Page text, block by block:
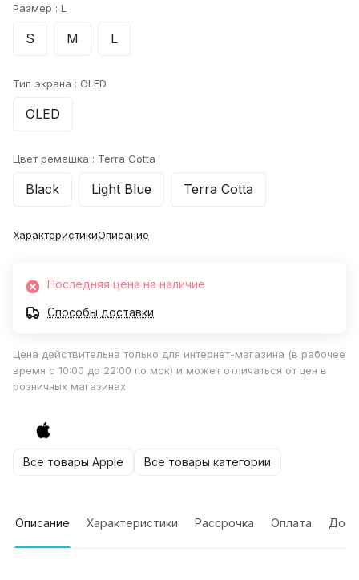
Размер : L
S M L
Тип экрана : OLED
OLED
Цвет ремешка : Terra Cotta
Black Light Blue Terra Cotta
ХарактеристикиОписание
Последняя цена на наличие
Способы доставки
Цена действительна только для интернет-магазина (в рабочее
время с 10:00 до 22:00 по мск) и может отличаться от цен в
розничных магазинах
Все товары Apple Все товары категории
Описание Характеристики Рассрочка Оплата